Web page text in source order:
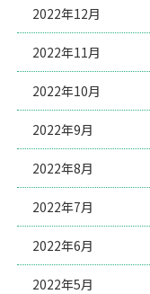
2022年12月
2022年11月
2022年10月
2022年9月
2022年8月
2022年7月
2022年6月
2022年5月